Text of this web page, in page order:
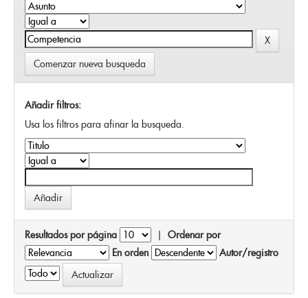
Comenzar nueva busqueda
Añadir filtros:
Usa los filtros para afinar la busqueda.
Resultados por página | Ordenar por
En orden
Autor/registro